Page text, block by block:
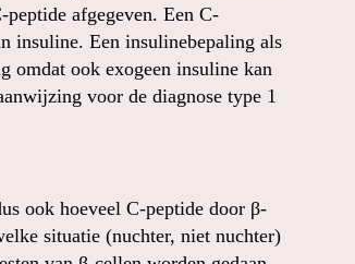
afgegeven. Een C-
insuline. Een insulinebepaling als
omdat ook exogeen insuline kan
voor de diagnose type 1
ook hoeveel C-peptide door β-
situatie (nuchter, niet nuchter)